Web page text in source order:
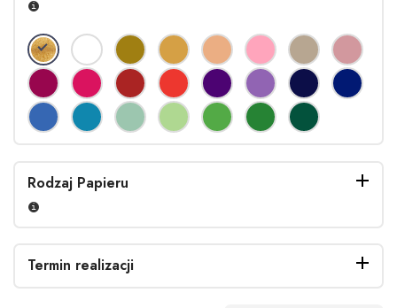
Rodzaj Papieru
Termin realizacji